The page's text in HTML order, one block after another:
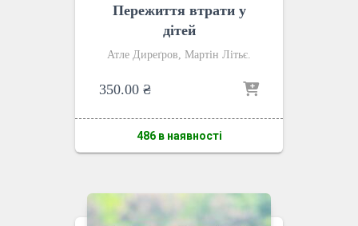
Пережиття втрати у
дітей
Атле Диреґров, Мартін Літьє.
350.00 ₴
486 в наявності